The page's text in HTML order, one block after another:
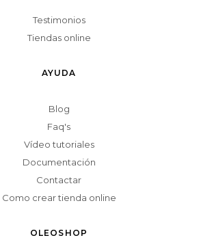
Testimonios
Tiendas online
AYUDA
Blog
Faq's
Vídeo tutoriales
Documentación
Contactar
Como crear tienda online
OLEOSHOP